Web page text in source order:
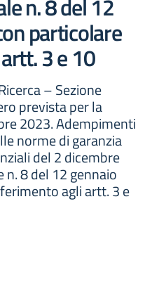
n. 8 del 12
particolare
3 e 10
– Sezione
prevista per la
2023. Adempimenti
norme di garanzia
del 2 dicembre
8 del 12 gennaio
agli artt. 3 e